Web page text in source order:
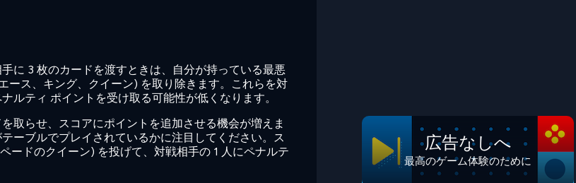
に 3 枚のカードを渡すときは、自分が持っている最悪
ース、キング、クイーン) を取り除きます。これらを対
ルティ ポイントを受け取る可能性が低くなります。
取らせ、スコアにポイントを追加させる機会が増えま
ーブルでプレイされているかに注目してください。ス
ードのクイーン) を投げて、対戦相手の 1 人にペナルテ
広告なしへ
最高のゲーム体験のために